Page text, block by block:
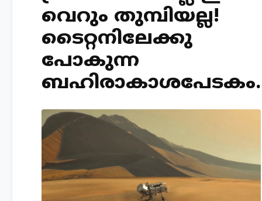
വെറും തുമ്പിയല്ല!
ടൈറ്റനിലേക്കു
പോകുന്ന
ബഹിരാകാശപേടകം.